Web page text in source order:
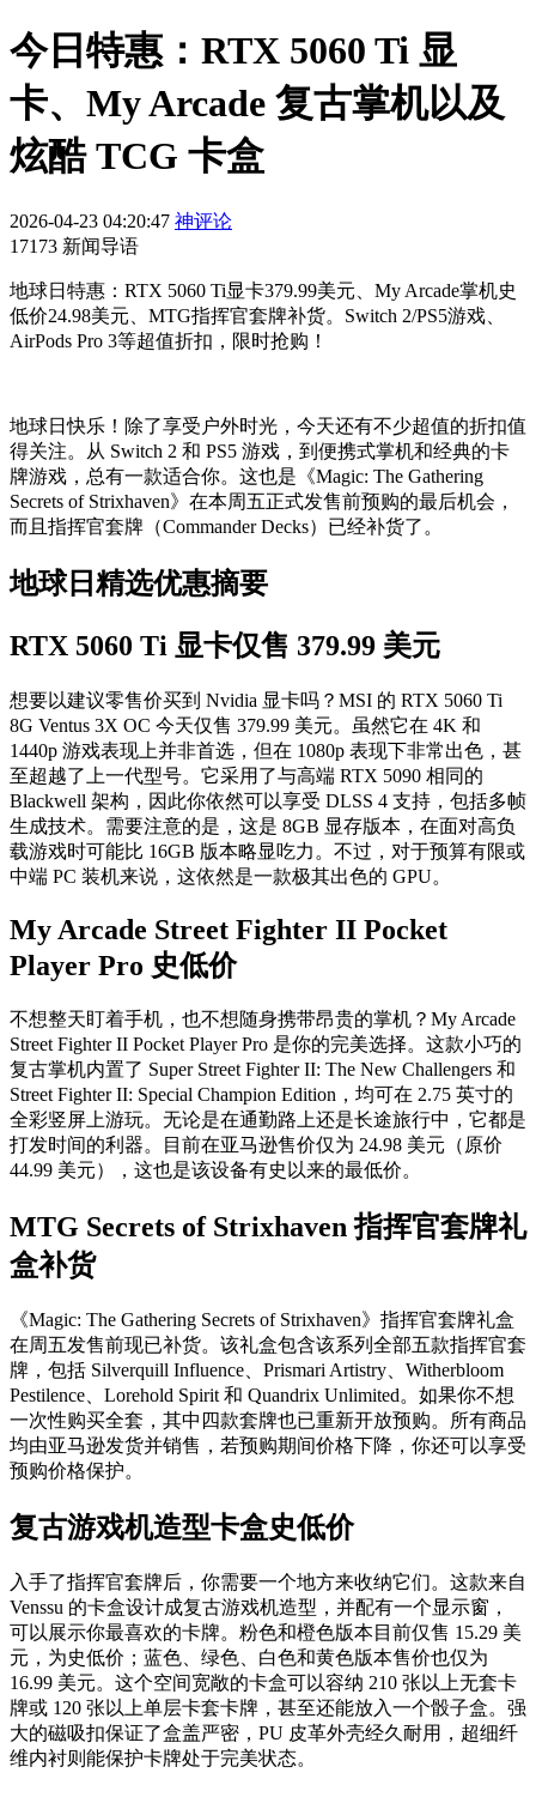
今日特惠：RTX 5060 Ti 显
卡、My Arcade 复古掌机以及
炫酷 TCG 卡盒
2026-04-23 04:20:47 神评论
17173 新闻导语
地球日特惠：RTX 5060 Ti显卡379.99美元、My Arcade掌机史
低价24.98美元、MTG指挥官套牌补货。Switch 2/PS5游戏、
AirPods Pro 3等超值折扣，限时抢购！
地球日快乐！除了享受户外时光，今天还有不少超值的折扣值
得关注。从 Switch 2 和 PS5 游戏，到便携式掌机和经典的卡
牌游戏，总有一款适合你。这也是《Magic: The Gathering
Secrets of Strixhaven》在本周五正式发售前预购的最后机会，
而且指挥官套牌（Commander Decks）已经补货了。
地球日精选优惠摘要
RTX 5060 Ti 显卡仅售 379.99 美元
想要以建议零售价买到 Nvidia 显卡吗？MSI 的 RTX 5060 Ti
8G Ventus 3X OC 今天仅售 379.99 美元。虽然它在 4K 和
1440p 游戏表现上并非首选，但在 1080p 表现下非常出色，甚
至超越了上一代型号。它采用了与高端 RTX 5090 相同的
Blackwell 架构，因此你依然可以享受 DLSS 4 支持，包括多帧
生成技术。需要注意的是，这是 8GB 显存版本，在面对高负
载游戏时可能比 16GB 版本略显吃力。不过，对于预算有限或
中端 PC 装机来说，这依然是一款极其出色的 GPU。
My Arcade Street Fighter II Pocket
Player Pro 史低价
不想整天盯着手机，也不想随身携带昂贵的掌机？My Arcade
Street Fighter II Pocket Player Pro 是你的完美选择。这款小巧的
复古掌机内置了 Super Street Fighter II: The New Challengers 和
Street Fighter II: Special Champion Edition，均可在 2.75 英寸的
全彩竖屏上游玩。无论是在通勤路上还是长途旅行中，它都是
打发时间的利器。目前在亚马逊售价仅为 24.98 美元（原价
44.99 美元），这也是该设备有史以来的最低价。
MTG Secrets of Strixhaven 指挥官套牌礼
盒补货
《Magic: The Gathering Secrets of Strixhaven》指挥官套牌礼盒
在周五发售前现已补货。该礼盒包含该系列全部五款指挥官套
牌，包括 Silverquill Influence、Prismari Artistry、Witherbloom
Pestilence、Lorehold Spirit 和 Quandrix Unlimited。如果你不想
一次性购买全套，其中四款套牌也已重新开放预购。所有商品
均由亚马逊发货并销售，若预购期间价格下降，你还可以享受
预购价格保护。
复古游戏机造型卡盒史低价
入手了指挥官套牌后，你需要一个地方来收纳它们。这款来自
Venssu 的卡盒设计成复古游戏机造型，并配有一个显示窗，
可以展示你最喜欢的卡牌。粉色和橙色版本目前仅售 15.29 美
元，为史低价；蓝色、绿色、白色和黄色版本售价也仅为
16.99 美元。这个空间宽敞的卡盒可以容纳 210 张以上无套卡
牌或 120 张以上单层卡套卡牌，甚至还能放入一个骰子盒。强
大的磁吸扣保证了盒盖严密，PU 皮革外壳经久耐用，超细纤
维内衬则能保护卡牌处于完美状态。